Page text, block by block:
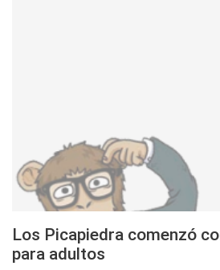
Los Picapiedra comenzó
para adultos